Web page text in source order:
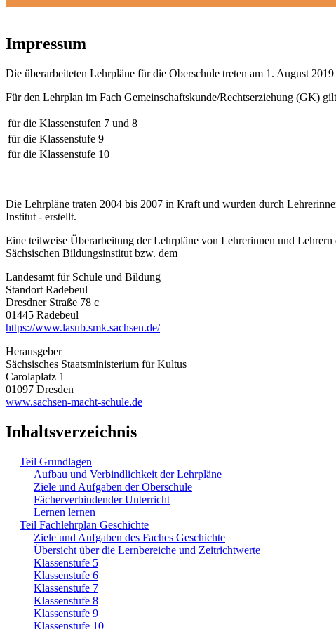
Impressum
Die überarbeiteten Lehrpläne für die Oberschule treten am 1. August
Für den Lehrplan im Fach Gemeinschaftskunde/Rechtserziehung (GK)
für die Klassenstufen 7 und 8
für die Klassenstufe 9
für die Klassenstufe 10
Die Lehrpläne traten 2004 bis 2007 in Kraft und wurden durch
Institut - erstellt.
Eine teilweise Überarbeitung der Lehrpläne von Lehrerinnen und
Sächsischen Bildungsinstitut bzw. dem
Landesamt für Schule und Bildung
Standort Radebeul
Dresdner Straße 78 c
01445 Radebeul
https://www.lasub.smk.sachsen.de/
Herausgeber
Sächsisches Staatsministerium für Kultus
Carolaplatz 1
01097 Dresden
www.sachsen-macht-schule.de
Inhaltsverzeichnis
Teil Grundlagen
Aufbau und Verbindlichkeit der Lehrpläne
Ziele und Aufgaben der Oberschule
Fächerverbindender Unterricht
Lernen lernen
Teil Fachlehrplan Geschichte
Ziele und Aufgaben des Faches Geschichte
Übersicht über die Lernbereiche und Zeitrichtwerte
Klassenstufe 5
Klassenstufe 6
Klassenstufe 7
Klassenstufe 8
Klassenstufe 9
Klassenstufe 10